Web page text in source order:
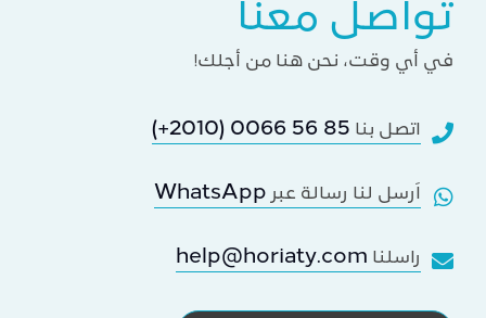
تواصل معنا
في أي وقت، نحن هنا من أجلك!
اتصل بنا (+2010) 0066 56 85
اَرسل لنا رسالة عبر WhatsApp
راسلنا help@horiaty.com